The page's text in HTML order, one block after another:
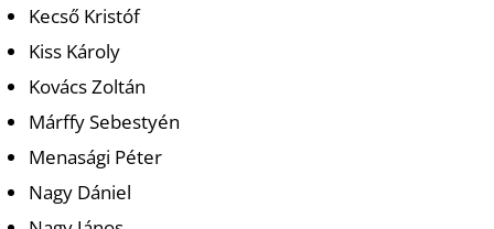
Kecső Kristóf
Kiss Károly
Kovács Zoltán
Márffy Sebestyén
Menasági Péter
Nagy Dániel